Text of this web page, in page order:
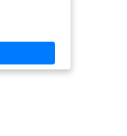
comme les
plus rapide
toute
CPVC ou